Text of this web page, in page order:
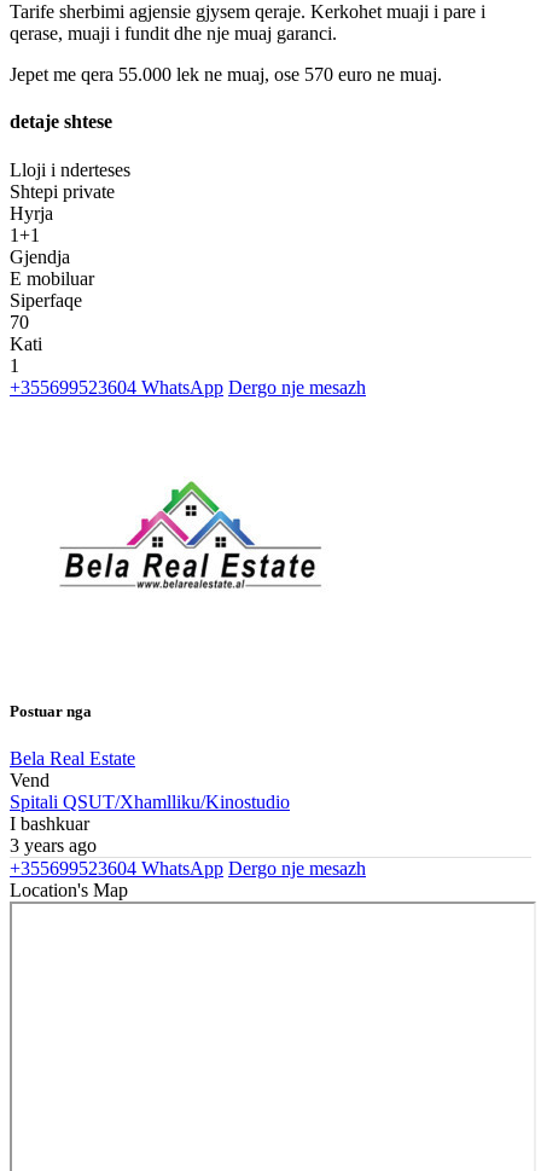
Tarife sherbimi agjensie gjysem qeraje. Kerkohet muaji i pare i
qerase, muaji i fundit dhe nje muaj garanci.
Jepet me qera 55.000 lek ne muaj, ose 570 euro ne muaj.
detaje shtese
Lloji i nderteses
Shtepi private
Hyrja
1+1
Gjendja
E mobiluar
Siperfaqe
70
Kati
1
+355699523604 WhatsApp Dergo nje mesazh
Postuar nga
Bela Real Estate
Vend
Spitali QSUT/Xhamlliku/Kinostudio
I bashkuar
3 years ago
+355699523604 WhatsApp Dergo nje mesazh
Location's Map